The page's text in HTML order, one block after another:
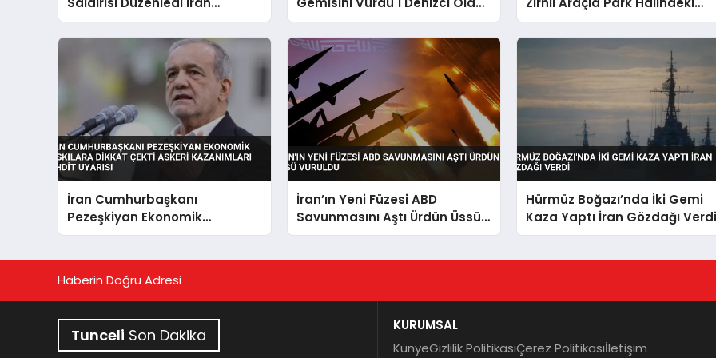
Savunma Varlıkları Hedef
Alındı
Yaralandı
Araçlara Çarptı
İran Cumhurbaşkanı
Pezeşkiyan Ekonomik
Baskılara Dikkat Çekti Askeri
İran’ın Yeni Füzesi ABD
Savunmasını Aştı Ürdün Üssü
Vuruldu
Hürmüz Boğazı’nda İki Gemi
Kaza Yaptı İran Gözdağı
Haberin Doğru Adresi
Tunceli Son Dakika
KURUMSAL
KünyeGizlilik PolitikasıÇerez Politikasıİletişim